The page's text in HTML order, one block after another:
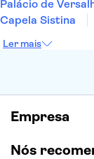
Palácio de
Capela Sistina
Torre de Belém
Ler mais
Empresa
Nós